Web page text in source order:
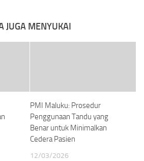
JUGA MENYUKAI
PMI Maluku: Prosedur
Penggunaan Tandu yang
Benar untuk Minimalkan
Cedera Pasien
12/03/2026